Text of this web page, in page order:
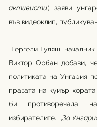
активисти“, заяви
във видеоклип,
Гергели Гуляш,
Виктор Орбан добави,
политиката на Унгария
правата на куиър
би противоречала
избирателите. ,,За